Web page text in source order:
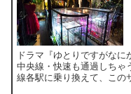
ドラマ『ゆとりですがな
中央線・快速も通過しちゃ
線各駅に乗り換えて、この